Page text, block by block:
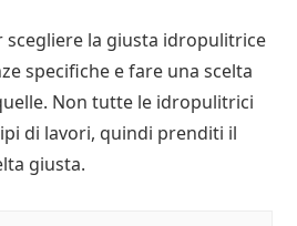
scegliere la giusta idropulitrice
specifiche e fare una scelta
Non tutte le idropulitrici
di lavori, quindi prenditi il
giusta.